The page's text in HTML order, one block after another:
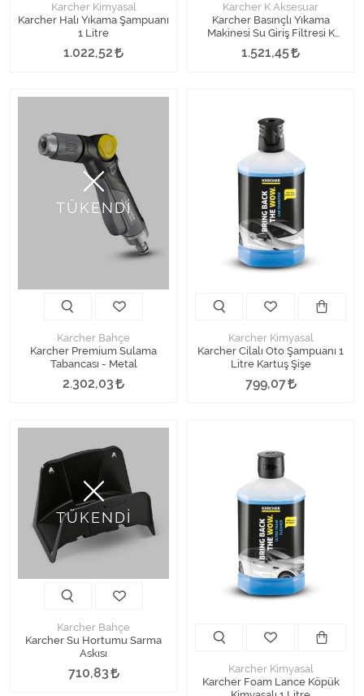
Karcher Kimyasal
Karcher Halı Yıkama Şampuanı
1 Litre
1.022,52
Karcher K Aksesuar
Karcher Basınçlı Yıkama
Makinesi Su Giriş Filtresi K
Serisi
1.521,45
TÜKENDİ
Karcher Bahçe
Karcher Premium Sulama
Tabancası - Metal
2.302,03
Karcher Kimyasal
Karcher Cilalı Oto Şampuanı 1
Litre Kartuş Şişe
799,07
TÜKENDİ
Karcher Bahçe
Karcher Su Hortumu Sarma
Askısı
710,83
Karcher Kimyasal
Karcher Foam Lance Köpük